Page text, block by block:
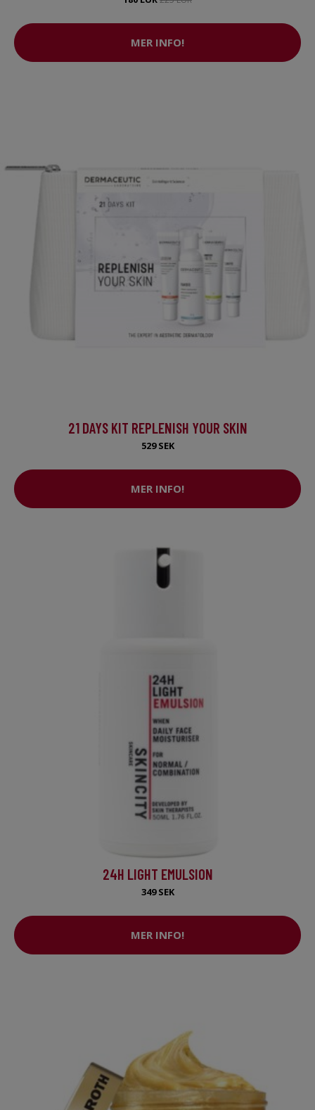
MER INFO!
21 DAYS KIT REPLENISH YOUR SKIN
529 SEK
MER INFO!
24H LIGHT EMULSION
349 SEK
MER INFO!